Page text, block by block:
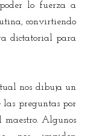
lo fuerza a
convirtiendo
dictatorial para
nos dibuja un
preguntas por
maestro. Algunos